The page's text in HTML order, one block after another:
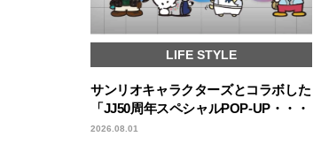
LIFE STYLE
サンリオキャラクターズとコラボした
「JJ50周年スペシャルPOP-UP・・・
2026.08.01